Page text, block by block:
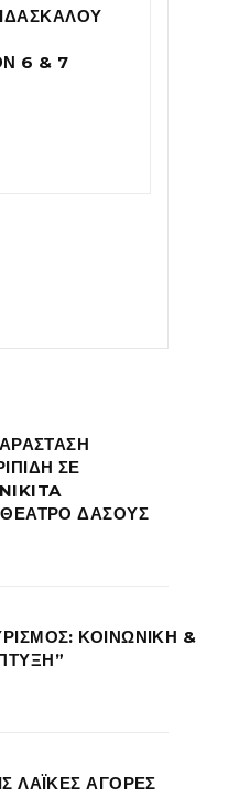
6 & 7
ΣΕ
ΘΕΑΤΡΟ ΔΑΣΟΥΣ
ΚΟΙΝΩΝΙΚΗ &
ΛΑΪΚΕΣ ΑΓΟΡΕΣ